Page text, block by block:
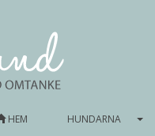
HEM HUNDARNA